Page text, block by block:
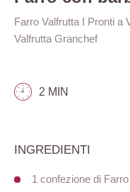
Farro Valfrutta I Pronti a
Valfrutta Granchef
2 MIN
INGREDIENTI
1 confezione di